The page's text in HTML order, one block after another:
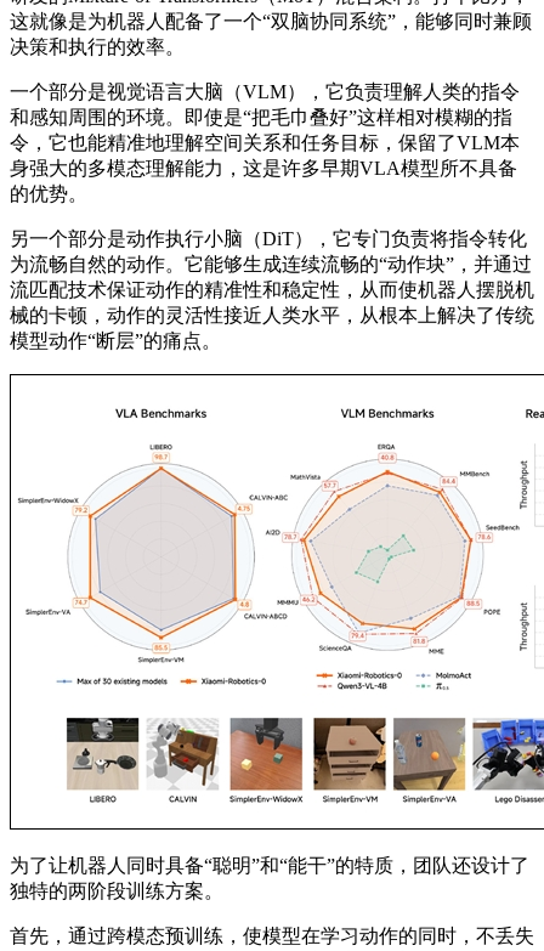
这就像是为机器人配备了一个“双脑协同系统”，能够同时兼顾
决策和执行的效率。
一个部分是视觉语言大脑（VLM），它负责理解人类的指令
和感知周围的环境。即使是“把毛巾叠好”这样相对模糊的指
令，它也能精准地理解空间关系和任务目标，保留了VLM本
身强大的多模态理解能力，这是许多早期VLA模型所不具备
的优势。
另一个部分是动作执行小脑（DiT），它专门负责将指令转化
为流畅自然的动作。它能够生成连续流畅的“动作块”，并通过
流匹配技术保证动作的精准性和稳定性，从而使机器人摆脱机
械的卡顿，动作的灵活性接近人类水平，从根本上解决了传统
模型动作“断层”的痛点。
为了让机器人同时具备“聪明”和“能干”的特质，团队还设计了
独特的两阶段训练方案。
首先，通过跨模态预训练，使模型在学习动作的同时，不丢失